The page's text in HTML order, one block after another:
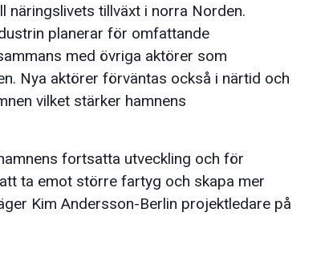
näringslivets tillväxt i norra Norden.
planerar för omfattande
med övriga aktörer som
Nya aktörer förväntas också i närtid och
vilket stärker hamnens
fortsatta utveckling och för
ta emot större fartyg och skapa mer
Kim Andersson-Berlin projektledare på